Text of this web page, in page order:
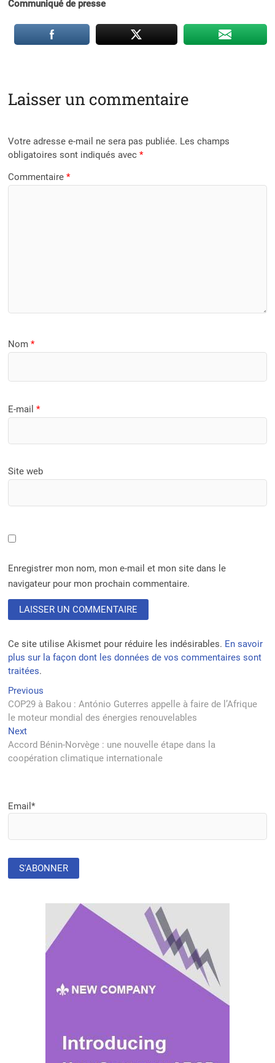
Communiqué de presse
Laisser un commentaire
Votre adresse e-mail ne sera pas publiée. Les champs
obligatoires sont indiqués avec*
Commentaire*
Nom*
E-mail*
Site web
Enregistrer mon nom, mon e-mail et mon site dans le
navigateur pour mon prochain commentaire.
Ce site utilise Akismet pour réduire les indésirables. En savoir
plus sur la façon dont les données de vos commentaires sont
traitées.
Navigation
de
l’article
Previous
post:
COP29 à Bakou : António Guterres appelle à faire de l’Afrique
le moteur mondial des énergies renouvelables
NextNext
post:
Accord Bénin-Norvège : une nouvelle étape dans la
coopération climatique internationale
Email*